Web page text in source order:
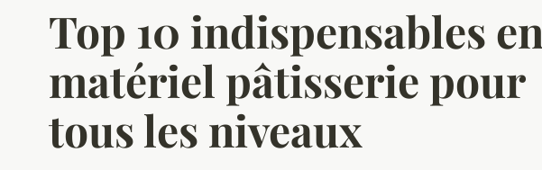
Top 10 indispensables en
matériel pâtisserie pour
tous les niveaux